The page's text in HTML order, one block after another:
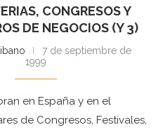
CONGRESOS Y
DE NEGOCIOS (Y 3)
7 de septiembre de
1999
en España y en el
de Congresos, Festivales,